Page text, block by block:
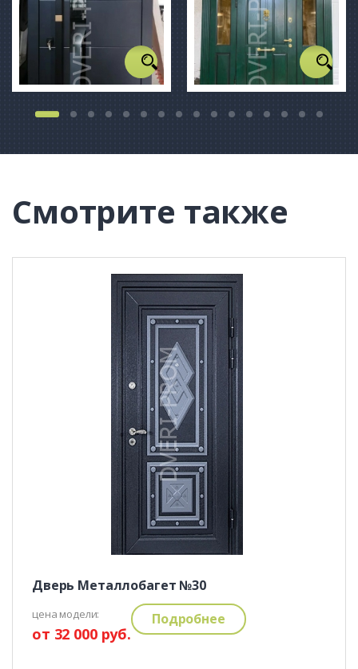
Смотрите также
Дверь Металлобагет №30
цена модели:
от 32 000 руб.
Подробнее